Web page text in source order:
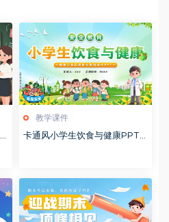
教学课件
卡通风小学生饮食与健康PPT